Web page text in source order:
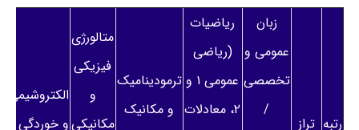
رتبه تراز
زبان
عمومی و
تخصصی
/
ریاضیات
(ریاضی
عمومی ۱ و
۲، معادلات
ترمودینامیک
و مکانیک
متالورژی
فیزیکی
و
مکانیکی
الکتروشیمی
و خوردگی /